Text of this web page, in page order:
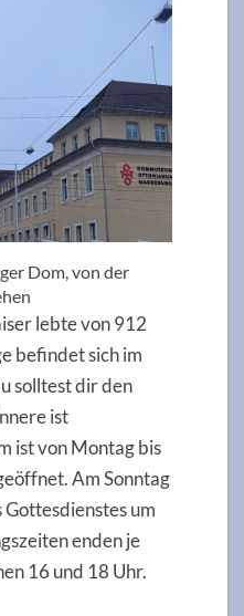
Dom, von der
lebte von 912
befindet sich im
solltest dir den
ist
ist von Montag bis
Am Sonntag
um
enden je
16 und 18 Uhr.